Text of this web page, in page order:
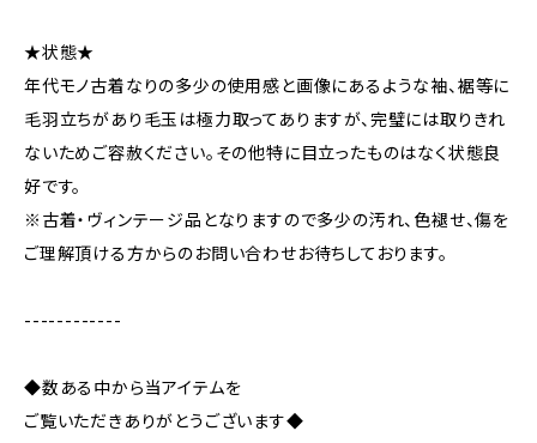
★状態★
年代モノ古着なりの多少の使用感と画像にあるような袖、裾等に
毛羽立ちがあり毛玉は極力取ってありますが、完璧には取りきれ
ないためご容赦ください。その他特に目立ったものはなく状態良
好です。
※古着・ヴィンテージ品となりますので多少の汚れ、色褪せ、傷を
ご理解頂ける方からのお問い合わせお待ちしております。
------------
◆数ある中から当アイテムを
ご覧いただきありがとうございます◆